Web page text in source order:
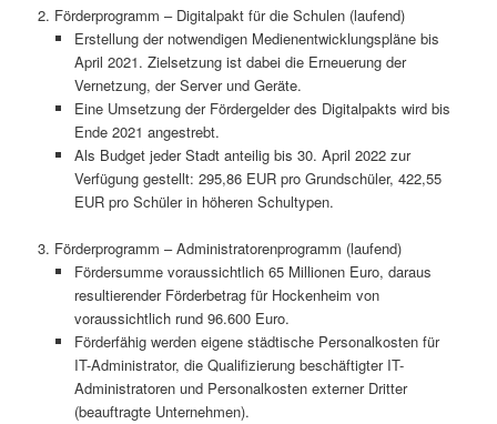
2. Förderprogramm – Digitalpakt für die Schulen (laufend)
Erstellung der notwendigen Medienentwicklungspläne bis
April 2021. Zielsetzung ist dabei die Erneuerung der
Vernetzung, der Server und Geräte.
Eine Umsetzung der Fördergelder des Digitalpakts wird bis
Ende 2021 angestrebt.
Als Budget jeder Stadt anteilig bis 30. April 2022 zur
Verfügung gestellt: 295,86 EUR pro Grundschüler, 422,55
EUR pro Schüler in höheren Schultypen.
3. Förderprogramm – Administratorenprogramm (laufend)
Fördersumme voraussichtlich 65 Millionen Euro, daraus
resultierender Förderbetrag für Hockenheim von
voraussichtlich rund 96.600 Euro.
Förderfähig werden eigene städtische Personalkosten für
IT-Administrator, die Qualifizierung beschäftigter IT-
Administratoren und Personalkosten externer Dritter
(beauftragte Unternehmen).